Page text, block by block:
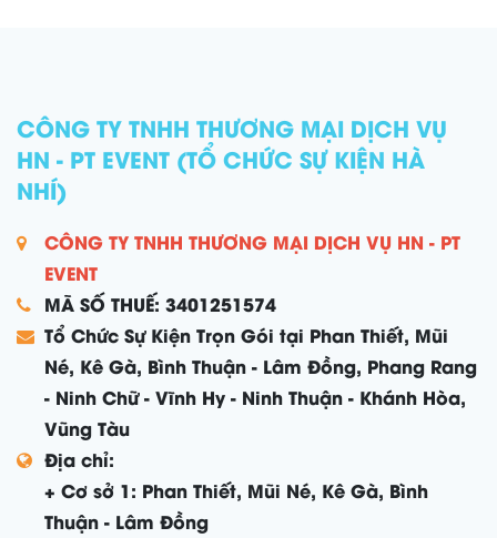
CÔNG TY TNHH THƯƠNG MẠI DỊCH VỤ
HN - PT EVENT (TỔ CHỨC SỰ KIỆN HÀ
NHÍ)
CÔNG TY TNHH THƯƠNG MẠI DỊCH VỤ HN - PT
EVENT
MÃ SỐ THUẾ: 3401251574
Tổ Chức Sự Kiện Trọn Gói tại Phan Thiết, Mũi
Né, Kê Gà, Bình Thuận - Lâm Đồng, Phang Rang
- Ninh Chữ - Vĩnh Hy - Ninh Thuận - Khánh Hòa,
Vũng Tàu
Địa chỉ:
+ Cơ sở 1: Phan Thiết, Mũi Né, Kê Gà, Bình
Thuận - Lâm Đồng